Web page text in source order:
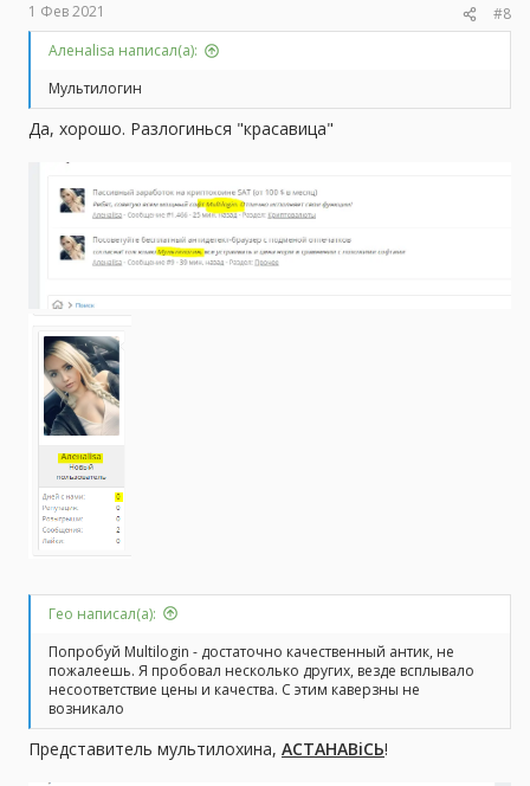
1 Фев 2021
#8
Аленаlisa написал(а):
Мультилогин
Да, хорошо. Разлогинься "красавица"
Гео написал(а):
Попробуй Multilogin - достаточно качественный антик, не
пожалеешь. Я пробовал несколько других, везде всплывало
несоответствие цены и качества. С этим каверзны не
возникало
Представитель мультилохина, АСТАНАВiСЬ!